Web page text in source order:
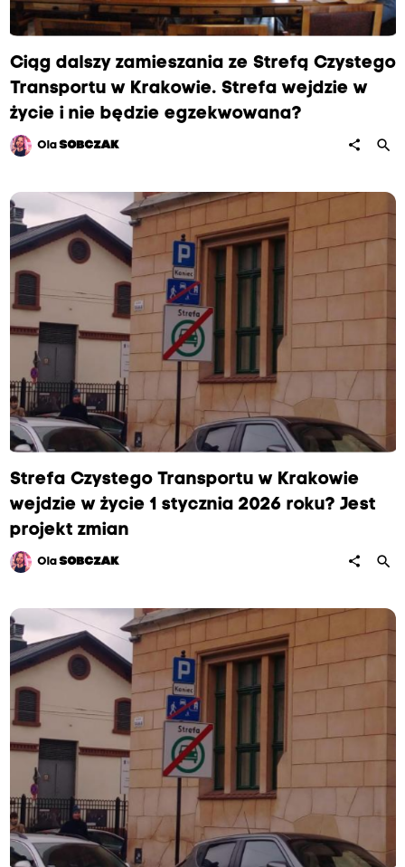
Ciąg dalszy zamieszania ze Strefą Czystego
Transportu w Krakowie. Strefa wejdzie w
życie i nie będzie egzekwowana?
OlaSOBCZAK share search
Strefa Czystego Transportu w Krakowie
wejdzie w życie 1 stycznia 2026 roku? Jest
projekt zmian
OlaSOBCZAK share search